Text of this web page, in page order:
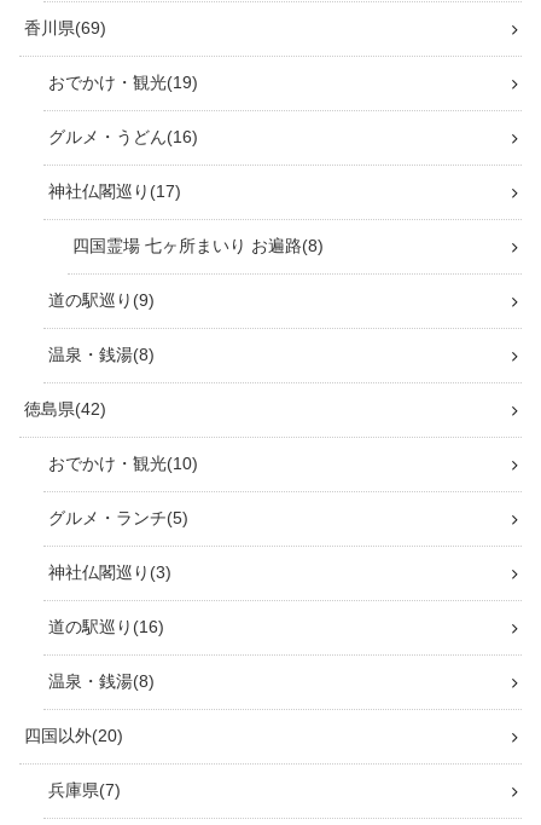
香川県 69
おでかけ・観光 19
グルメ・うどん 16
神社仏閣巡り 17
四国霊場 七ヶ所まいり お遍路 8
道の駅巡り 9
温泉・銭湯 8
徳島県 42
おでかけ・観光 10
グルメ・ランチ 5
神社仏閣巡り 3
道の駅巡り 16
温泉・銭湯 8
四国以外 20
兵庫県 7